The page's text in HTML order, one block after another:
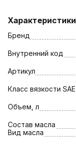
Характеристики
Бренд
Внутренний код
Артикул
Класс вязкости SAE
Объем, л
Состав масла
Вид масла